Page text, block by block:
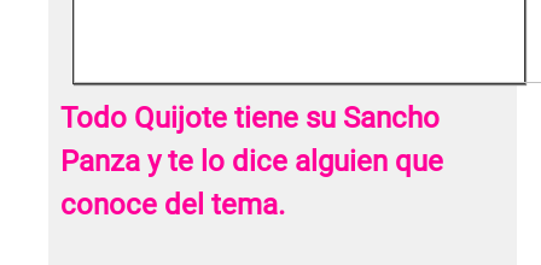
Todo Quijote tiene su Sancho
Panza y te lo dice alguien que
conoce del tema.